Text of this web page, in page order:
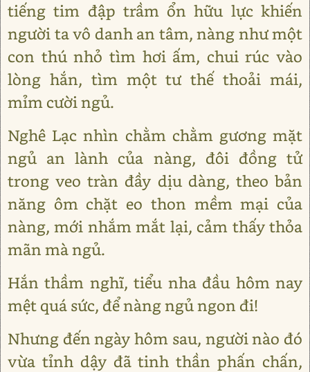
tiếng tim đập trầm ổn hữu lực khiến
người ta vô danh an tâm, nàng như một
con thú nhỏ tìm hơi ấm, chui rúc vào
lòng hắn, tìm một tư thế thoải mái,
mỉm cười ngủ.
Nghê Lạc nhìn chằm chằm gương mặt
ngủ an lành của nàng, đôi đồng tử
trong veo tràn đầy dịu dàng, theo bản
năng ôm chặt eo thon mềm mại của
nàng, mới nhắm mắt lại, cảm thấy thỏa
mãn mà ngủ.
Hắn thầm nghĩ, tiểu nha đầu hôm nay
mệt quá sức, để nàng ngủ ngon đi!
Nhưng đến ngày hôm sau, người nào đó
vừa tỉnh dậy đã tinh thần phấn chấn,